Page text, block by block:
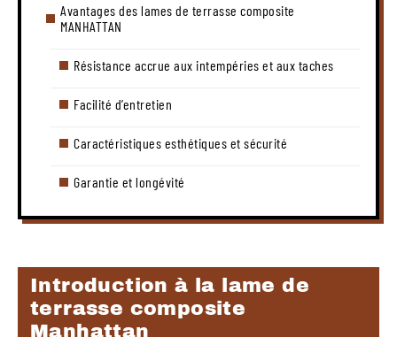
Avantages des lames de terrasse composite
MANHATTAN
Résistance accrue aux intempéries et aux taches
Facilité d’entretien
Caractéristiques esthétiques et sécurité
Garantie et longévité
Introduction à la lame de
terrasse composite
Manhattan